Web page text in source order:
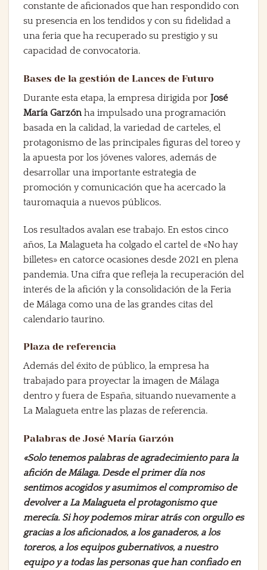
constante de aficionados que han respondido con
su presencia en los tendidos y con su fidelidad a
una feria que ha recuperado su prestigio y su
capacidad de convocatoria.
Bases de la gestión de Lances de Futuro
Durante esta etapa, la empresa dirigida por José
María Garzónha impulsado una programación
basada en la calidad, la variedad de carteles, el
protagonismo de las principales figuras del toreo y
la apuesta por los jóvenes valores, además de
desarrollar una importante estrategia de
promoción y comunicación que ha acercado la
tauromaquia a nuevos públicos.
Los resultados avalan ese trabajo. En estos cinco
años, La Malagueta ha colgado el cartel de «No hay
billetes» en catorce ocasiones desde 2021 en plena
pandemia. Una cifra que refleja la recuperación del
interés de la afición y la consolidación de la Feria
de Málaga como una de las grandes citas del
calendario taurino.
Plaza de referencia
Además del éxito de público, la empresa ha
trabajado para proyectar la imagen de Málaga
dentro y fuera de España, situando nuevamente a
La Malagueta entre las plazas de referencia.
Palabras de José María Garzón
«Solo tenemos palabras de agradecimiento para la
afición de Málaga. Desde el primer día nos
sentimos acogidos y asumimos el compromiso de
devolver a La Malagueta el protagonismo que
merecía. Si hoy podemos mirar atrás con orgullo es
gracias a los aficionados, a los ganaderos, a los
toreros, a los equipos gubernativos, a nuestro
equipo y a todas las personas que han confiado en